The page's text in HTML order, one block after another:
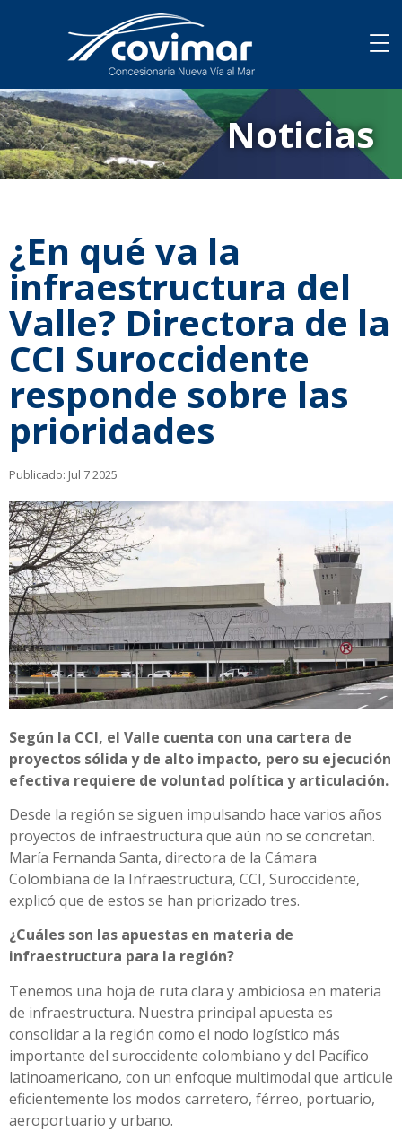
Noticias
¿En qué va la
infraestructura del
Valle? Directora de la
CCI Suroccidente
responde sobre las
prioridades
Publicado: Jul 7 2025
Según la CCI, el Valle cuenta con una cartera de
proyectos sólida y de alto impacto, pero su ejecución
efectiva requiere de voluntad política y articulación.
Desde la región se siguen impulsando hace varios años
proyectos de infraestructura que aún no se concretan.
María Fernanda Santa, directora de la Cámara
Colombiana de la Infraestructura, CCI, Suroccidente,
explicó que de estos se han priorizado tres.
¿Cuáles son las apuestas en materia de
infraestructura para la región?
Tenemos una hoja de ruta clara y ambiciosa en materia
de infraestructura. Nuestra principal apuesta es
consolidar a la región como el nodo logístico más
importante del suroccidente colombiano y del Pacífico
latinoamericano, con un enfoque multimodal que articule
eficientemente los modos carretero, férreo, portuario,
aeroportuario y urbano.